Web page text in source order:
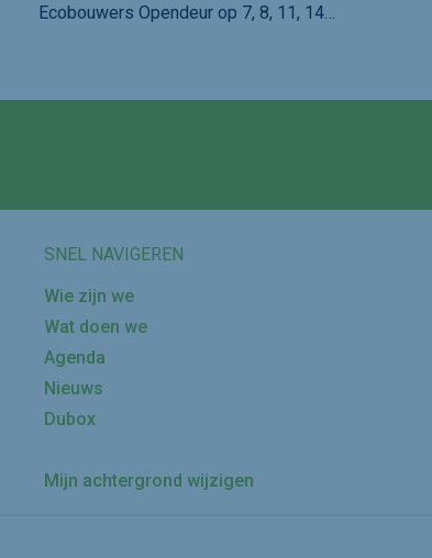
Ecobouwers Opendeur op 7, 8, 11, 14…
SNEL NAVIGEREN
Wie zijn we
Wat doen we
Agenda
Nieuws
Dubox
Mijn achtergrond wijzigen